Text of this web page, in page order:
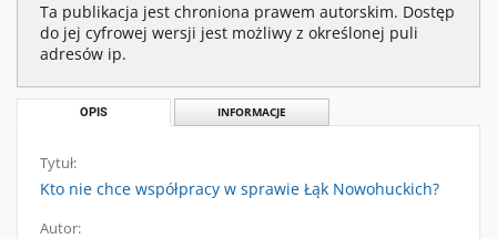
Ta publikacja jest chroniona prawem autorskim. Dostęp
do jej cyfrowej wersji jest możliwy z określonej puli
adresów ip.
OPIS INFORMACJE
Tytuł:
Kto nie chce współpracy w sprawie Łąk Nowohuckich?
Autor: